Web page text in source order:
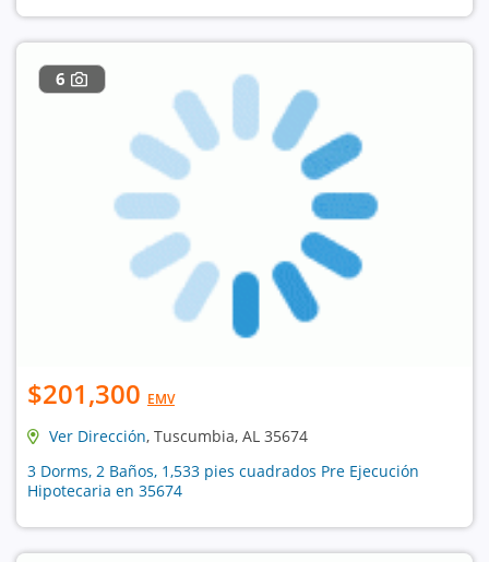
6
$201,300 EMV
Ver Dirección, Tuscumbia, AL 35674
3 Dorms, 2 Baños, 1,533 pies cuadrados Pre Ejecución
Hipotecaria en 35674